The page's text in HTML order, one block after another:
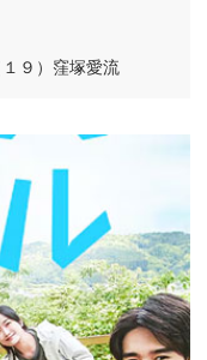
９）窪塚愛流